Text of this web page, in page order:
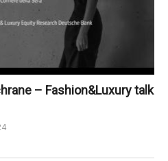
– Fashion&Luxury talk